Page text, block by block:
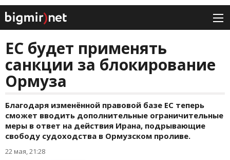
ЕС будет применять
санкции за блокирование
Ормуза
Благодаря изменённой правовой базе ЕС теперь
сможет вводить дополнительные ограничительные
меры в ответ на действия Ирана, подрывающие
свободу судоходства в Ормузском проливе.
22 мая, 21:28